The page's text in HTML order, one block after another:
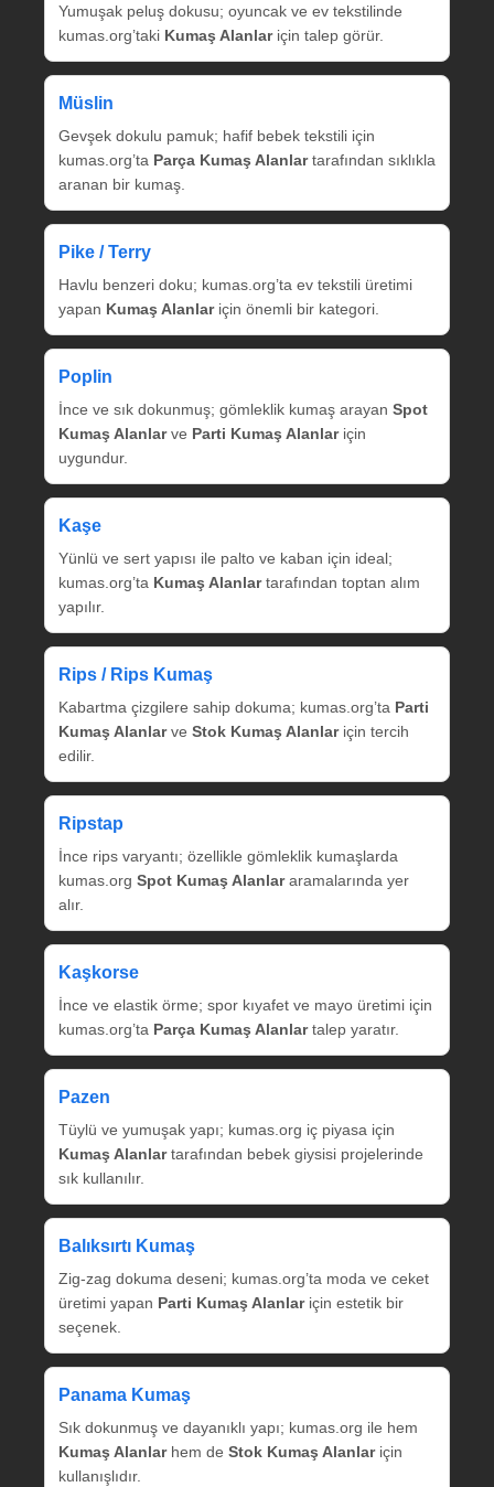
Yumuşak peluş dokusu; oyuncak ve ev tekstilinde
kumas.org’taki Kumaş Alanlariçin talep görür.
Müslin
Gevşek dokulu pamuk; hafif bebek tekstili için
kumas.org’ta Parça Kumaş Alanlartarafından sıklıkla
aranan bir kumaş.
Pike / Terry
Havlu benzeri doku; kumas.org’ta ev tekstili üretimi
yapan Kumaş Alanlariçin önemli bir kategori.
Poplin
İnce ve sık dokunmuş; gömleklik kumaş arayan Spot
Kumaş Alanlarve Parti Kumaş Alanlariçin
uygundur.
Kaşe
Yünlü ve sert yapısı ile palto ve kaban için ideal;
kumas.org’ta Kumaş Alanlartarafından toptan alım
yapılır.
Rips / Rips Kumaş
Kabartma çizgilere sahip dokuma; kumas.org’ta Parti
Kumaş Alanlarve Stok Kumaş Alanlariçin tercih
edilir.
Ripstap
İnce rips varyantı; özellikle gömleklik kumaşlarda
kumas.org Spot Kumaş Alanlararamalarında yer
alır.
Kaşkorse
İnce ve elastik örme; spor kıyafet ve mayo üretimi için
kumas.org’ta Parça Kumaş Alanlartalep yaratır.
Pazen
Tüylü ve yumuşak yapı; kumas.org iç piyasa için
Kumaş Alanlartarafından bebek giysisi projelerinde
sık kullanılır.
Balıksırtı Kumaş
Zig‑zag dokuma deseni; kumas.org’ta moda ve ceket
üretimi yapan Parti Kumaş Alanlariçin estetik bir
seçenek.
Panama Kumaş
Sık dokunmuş ve dayanıklı yapı; kumas.org ile hem
Kumaş Alanlarhem de Stok Kumaş Alanlariçin
kullanışlıdır.